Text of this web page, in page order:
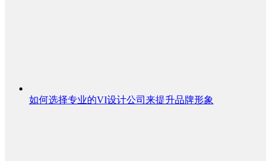
如何选择专业的VI设计公司来提升品牌形象